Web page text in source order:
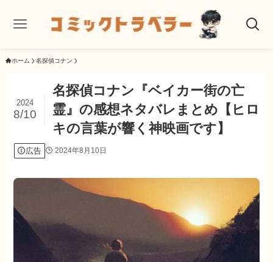
ホーム 名探偵コナン
名探偵コナン『ベイカー街の亡
霊』の感想ネタバレまとめ【ヒロ
キの言葉が響く神映画です】
2024
8/10
広告 2024年8月10日